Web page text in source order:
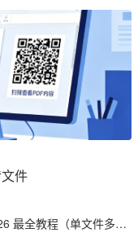
件
最全教程（单文件多文